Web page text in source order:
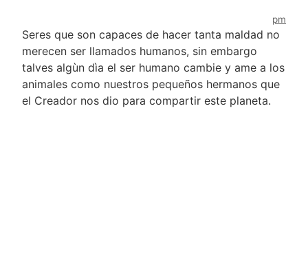
pm
Seres que son capaces de hacer tanta maldad no
merecen ser llamados humanos, sin embargo
talves algùn dìa el ser humano cambie y ame a los
animales como nuestros pequeños hermanos que
el Creador nos dio para compartir este planeta.